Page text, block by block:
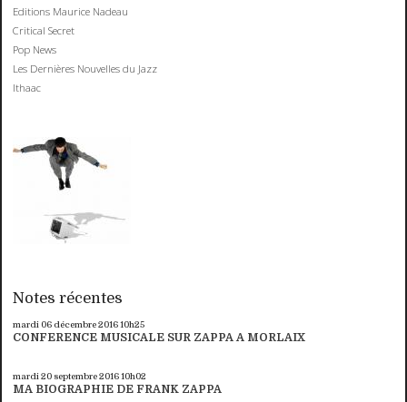
Editions Maurice Nadeau
Critical Secret
Pop News
Les Dernières Nouvelles du Jazz
Ithaac
Notes récentes
mardi 06 décembre 201610h25
CONFERENCE MUSICALE SUR ZAPPA A MORLAIX
mardi 20 septembre 201610h02
MA BIOGRAPHIE DE FRANK ZAPPA